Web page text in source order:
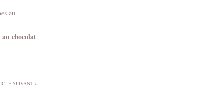
chocolat
SUIVANT »